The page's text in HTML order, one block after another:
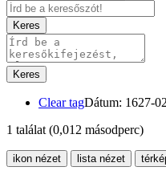
Keres
Keres
Clear tagDátum: 1627-02
1 találat (0,012 másodperc)
ikon nézet lista nézet